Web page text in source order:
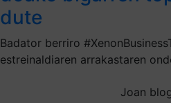
dute
Badator berriro
estreinaldiaren arrakastaren
Joan